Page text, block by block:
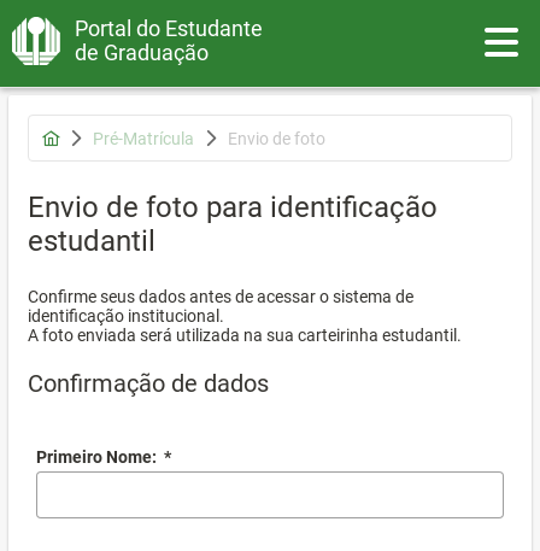
Portal do Estudante
de Graduação
Pré-Matrícula Envio de foto
Envio de foto para identificação
estudantil
Confirme seus dados antes de acessar o sistema de
identificação institucional.
A foto enviada será utilizada na sua carteirinha estudantil.
Confirmação de dados
Primeiro Nome: *